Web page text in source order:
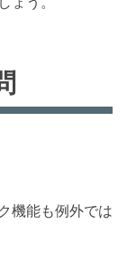
機能も例外では